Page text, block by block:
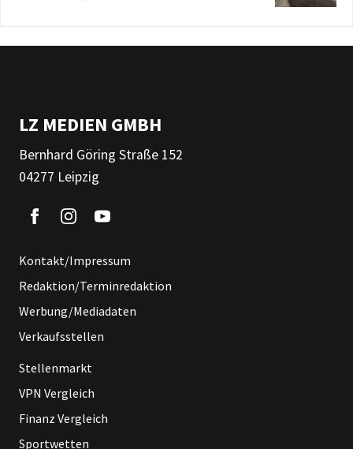
LZ MEDIEN GMBH
Bernhard Göring Straße 152
04277 Leipzig
Kontakt/Impressum
Redaktion/Terminredaktion
Werbung/Mediadaten
Verkaufsstellen
Stellenmarkt
VPN Vergleich
Finanz Vergleich
Sportwetten